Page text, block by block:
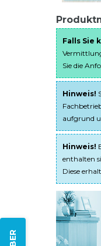
Falls Sie
Sie die
Hinweis!
aufgrund
Hinweis!
enthalten
Diese